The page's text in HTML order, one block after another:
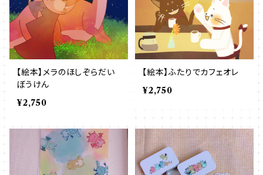
【絵本】メラのほしぞらだい
ぼうけん
¥2,750
【絵本】ふたりでカフェオレ
¥2,750